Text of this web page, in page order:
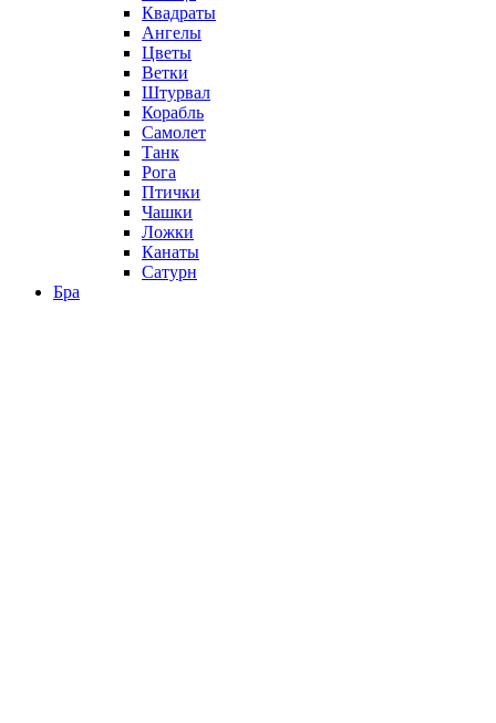
Квадраты
Ангелы
Цветы
Ветки
Штурвал
Корабль
Самолет
Танк
Рога
Птички
Чашки
Ложки
Канаты
Сатурн
Бра